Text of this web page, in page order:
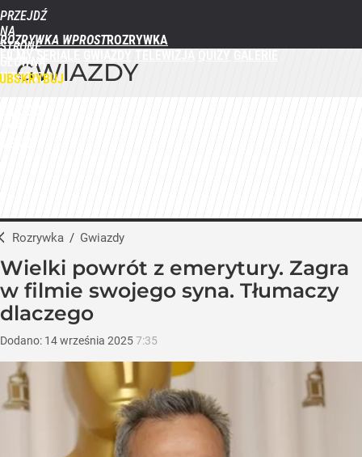
PRZEJDŹ
NA
STRONĘ
GŁÓWNĄ
WPROST.PL
ROZRYWKA WPROST
GWIAZDY
Rozrywka / Gwiazdy
Wielki powrót z emerytury. Zagra
w filmie swojego syna. Tłumaczy
dlaczego
Dodano: 14września 20257:35